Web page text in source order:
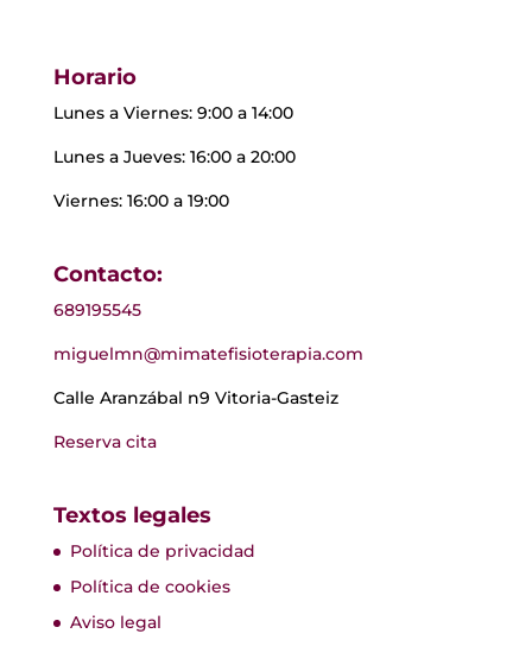
Horario
Lunes a Viernes: 9:00 a 14:00
Lunes a Jueves: 16:00 a 20:00
Viernes: 16:00 a 19:00
Contacto:
689195545
miguelmn@mimatefisioterapia.com
Calle Aranzábal n9 Vitoria-Gasteiz
Reserva cita
Textos legales
Política de privacidad
Política de cookies
Aviso legal